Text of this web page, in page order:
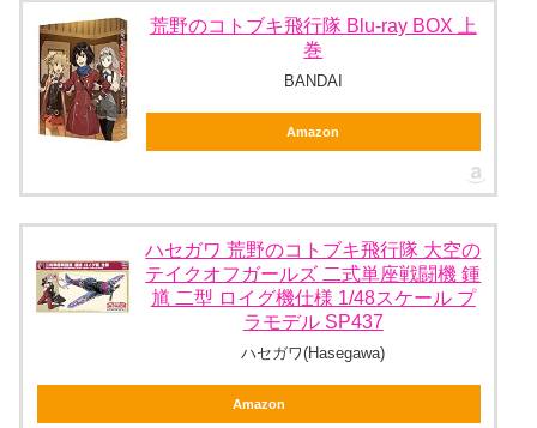
荒野のコトブキ飛行隊 Blu-ray BOX 上
巻
BANDAI
Amazon
ハセガワ 荒野のコトブキ飛行隊 大空の
テイクオフガールズ 二式単座戦闘機 鍾
馗 二型 ロイグ機仕様 1/48スケール プ
ラモデル SP437
ハセガワ(Hasegawa)
Amazon